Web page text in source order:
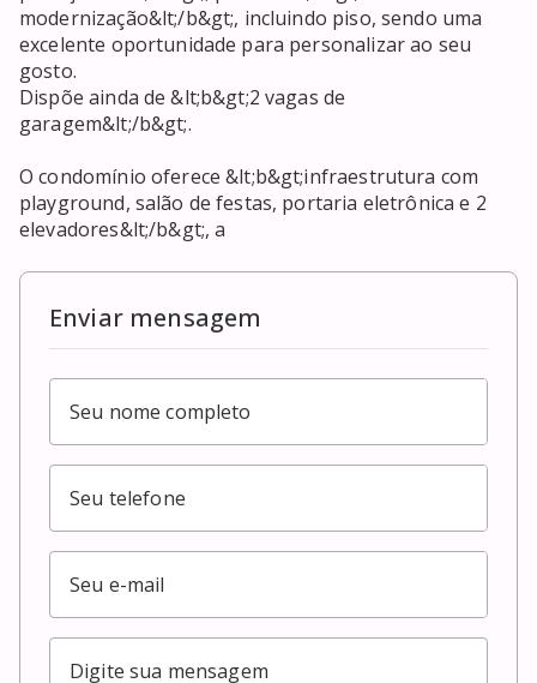
modernização&lt;/b&gt;, incluindo piso, sendo uma
excelente oportunidade para personalizar ao seu
gosto.
Dispõe ainda de &lt;b&gt;2 vagas de
garagem&lt;/b&gt;.
O condomínio oferece &lt;b&gt;infraestrutura com
playground, salão de festas, portaria eletrônica e 2
elevadores&lt;/b&gt;, a
Enviar mensagem